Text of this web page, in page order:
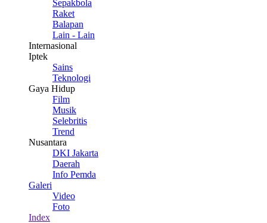
Sepakbola
Raket
Balapan
Lain - Lain
Internasional
Iptek
Sains
Teknologi
Gaya Hidup
Film
Musik
Selebritis
Trend
Nusantara
DKI Jakarta
Daerah
Info Pemda
Galeri
Video
Foto
Index